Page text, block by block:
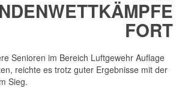
FORT
Senioren im Bereich Luftgewehr Auflage
reichte es trotz guter Ergebnisse mit der
Sieg.